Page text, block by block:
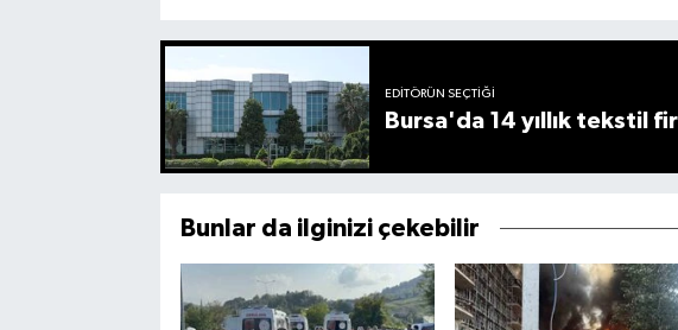
EDITÖRÜN SEÇTIĞI
Bursa'da 14 yıllık tekstil
Bunlar da ilginizi çekebilir